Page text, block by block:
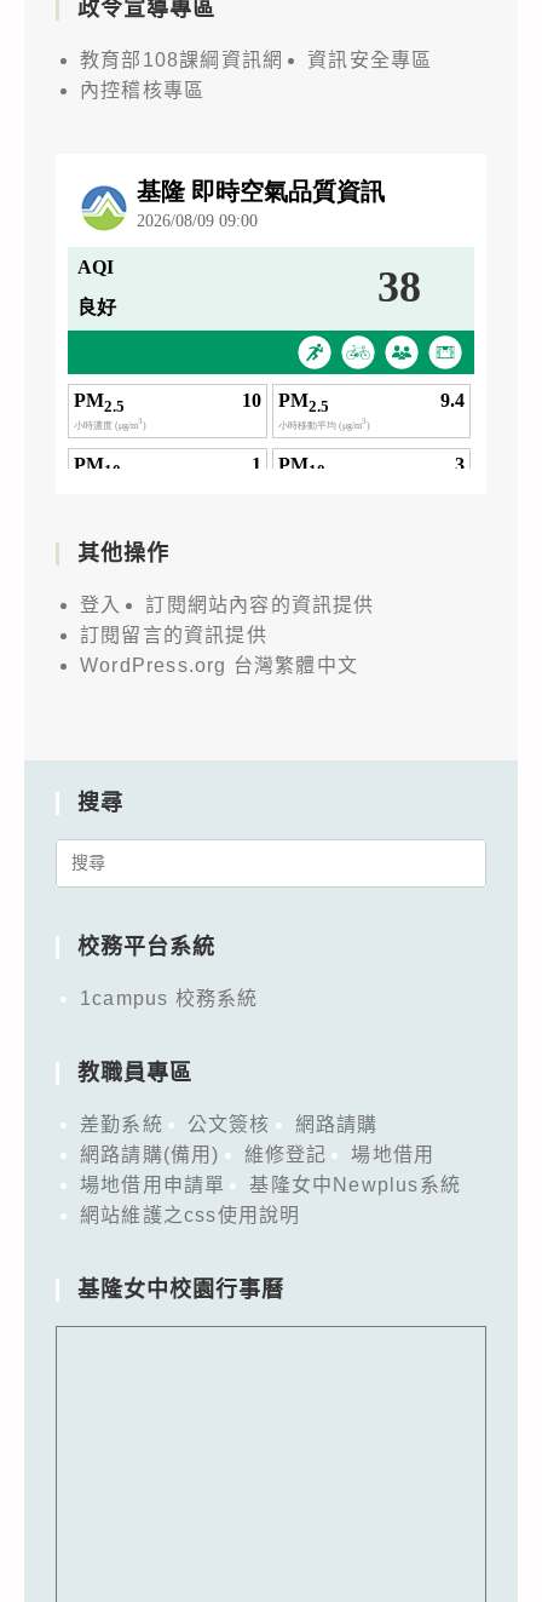
政令宣導專區
教育部108課綱資訊網
資訊安全專區
內控稽核專區
其他操作
登入
訂閱網站內容的資訊提供
訂閱留言的資訊提供
WordPress.org 台灣繁體中文
搜尋
Search
校務平台系統
1campus 校務系統
教職員專區
差勤系統 公文簽核
網路請購
網路請購(備用)
維修登記
場地借用
場地借用申請單
基隆女中Newplus系統
網站維護之css使用說明
基隆女中校園行事曆